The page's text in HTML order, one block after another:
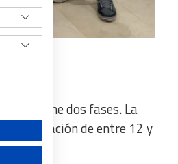
tiene dos fases. La
una duración de entre 12 y